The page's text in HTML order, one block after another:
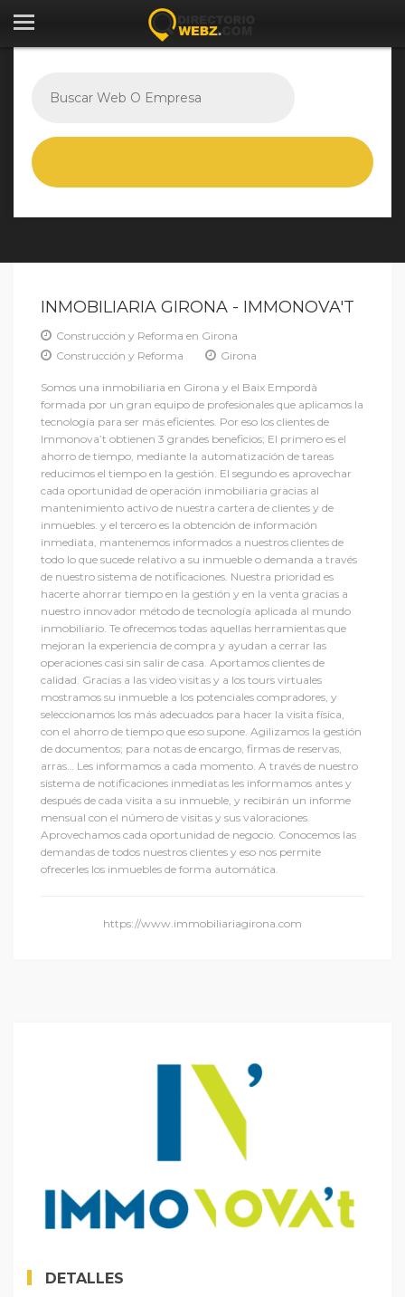
INMOBILIARIA GIRONA - IMMONOVA'T
Construcción y Reforma en Girona
Construcción y Reforma
Girona
Somos una inmobiliaria en Girona y el Baix Empordà
formada por un gran equipo de profesionales que aplicamos la
tecnología para ser más eficientes. Por eso los clientes de
Immonova’t obtienen 3 grandes beneficios; El primero es el
ahorro de tiempo, mediante la automatización de tareas
reducimos el tiempo en la gestión. El segundo es aprovechar
cada oportunidad de operación inmobiliaria gracias al
mantenimiento activo de nuestra cartera de clientes y de
inmuebles. y el tercero es la obtención de información
inmediata, mantenemos informados a nuestros clientes de
todo lo que sucede relativo a su inmueble o demanda a través
de nuestro sistema de notificaciones. Nuestra prioridad es
hacerte ahorrar tiempo en la gestión y en la venta gracias a
nuestro innovador método de tecnología aplicada al mundo
inmobiliario. Te ofrecemos todas aquellas herramientas que
mejoran la experiencia de compra y ayudan a cerrar las
operaciones casi sin salir de casa. Aportamos clientes de
calidad. Gracias a las video visitas y a los tours virtuales
mostramos su inmueble a los potenciales compradores, y
seleccionamos los más adecuados para hacer la visita física,
con el ahorro de tiempo que eso supone. Agilizamos la gestión
de documentos; para notas de encargo, firmas de reservas,
arras… Les informamos a cada momento. A través de nuestro
sistema de notificaciones inmediatas les informamos antes y
después de cada visita a su inmueble, y recibirán un informe
mensual con el número de visitas y sus valoraciones.
Aprovechamos cada oportunidad de negocio. Conocemos las
demandas de todos nuestros clientes y eso nos permite
ofrecerles los inmuebles de forma automática.
https://www.immobiliariagirona.com
DETALLES